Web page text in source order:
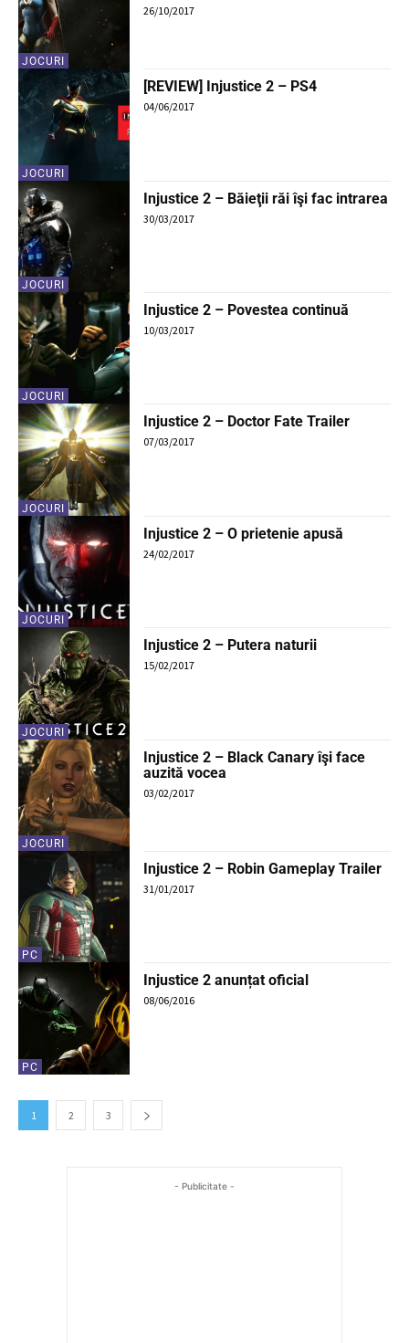
JOCURI
26/10/2017
JOCURI
[REVIEW] Injustice 2 – PS4
04/06/2017
JOCURI
Injustice 2 – Băieţii răi îşi fac intrarea
30/03/2017
JOCURI
Injustice 2 – Povestea continuă
10/03/2017
JOCURI
Injustice 2 – Doctor Fate Trailer
07/03/2017
JOCURI
Injustice 2 – O prietenie apusă
24/02/2017
JOCURI
Injustice 2 – Putera naturii
15/02/2017
JOCURI
Injustice 2 – Black Canary îşi face
auzită vocea
03/02/2017
PC
Injustice 2 – Robin Gameplay Trailer
31/01/2017
PC
Injustice 2 anunțat oficial
08/06/2016
1 2 3
- Publicitate -